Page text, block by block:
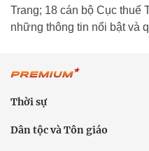
Trang; 18 cán bộ Cục thuế
những thông tin nổi bật và
Thời sự
Dân tộc và Tôn giáo